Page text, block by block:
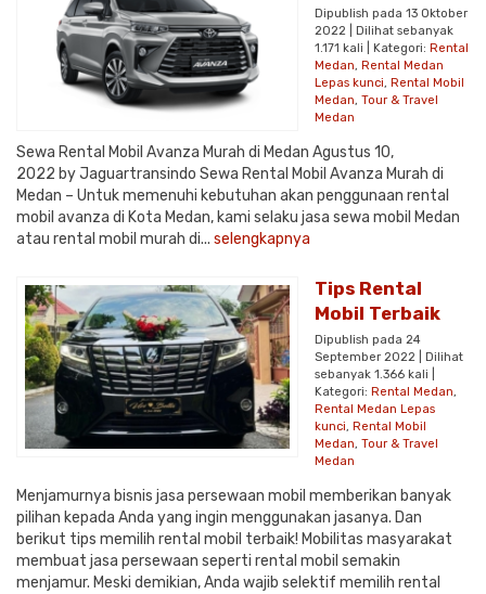
Dipublish pada 13 Oktober
2022 | Dilihat sebanyak
1.171 kali | Kategori: Rental
Medan, Rental Medan
Lepas kunci, Rental Mobil
Medan, Tour & Travel
Medan
Sewa Rental Mobil Avanza Murah di Medan Agustus 10,
2022 by Jaguartransindo Sewa Rental Mobil Avanza Murah di
Medan – Untuk memenuhi kebutuhan akan penggunaan rental
mobil avanza di Kota Medan, kami selaku jasa sewa mobil Medan
atau rental mobil murah di... selengkapnya
Tips Rental
Mobil Terbaik
Dipublish pada 24
September 2022 | Dilihat
sebanyak 1.366 kali |
Kategori: Rental Medan,
Rental Medan Lepas
kunci, Rental Mobil
Medan, Tour & Travel
Medan
Menjamurnya bisnis jasa persewaan mobil memberikan banyak
pilihan kepada Anda yang ingin menggunakan jasanya. Dan
berikut tips memilih rental mobil terbaik! Mobilitas masyarakat
membuat jasa persewaan seperti rental mobil semakin
menjamur. Meski demikian, Anda wajib selektif memilih rental